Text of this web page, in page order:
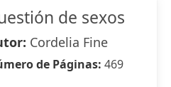
de sexos
Cordelia Fine
de Páginas: 469